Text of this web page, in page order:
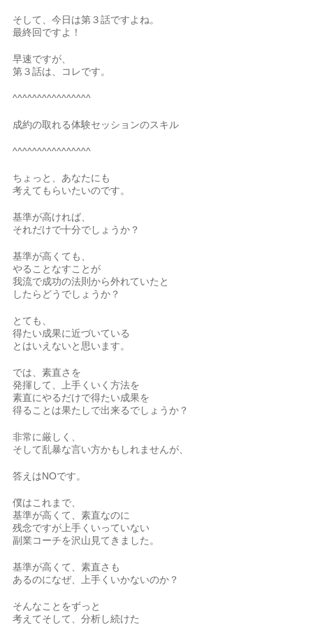
そして、今日は第３話ですよね。
最終回ですよ！
早速ですが、
第３話は、コレです。
^^^^^^^^^^^^^^^^
成約の取れる体験セッションのスキル
^^^^^^^^^^^^^^^^
ちょっと、あなたにも
考えてもらいたいのです。
基準が高ければ、
それだけで十分でしょうか？
基準が高くても、
やることなすことが
我流で成功の法則から外れていたと
したらどうでしょうか？
とても、
得たい成果に近づいている
とはいえないと思います。
では、素直さを
発揮して、上手くいく方法を
素直にやるだけで得たい成果を
得ることは果たしで出来るでしょうか？
非常に厳しく、
そして乱暴な言い方かもしれませんが、
答えはNOです。
僕はこれまで、
基準が高くて、素直なのに
残念ですが上手くいっていない
副業コーチを沢山見てきました。
基準が高くて、素直さも
あるのになぜ、上手くいかないのか？
そんなことをずっと
考えてそして、分析し続けた